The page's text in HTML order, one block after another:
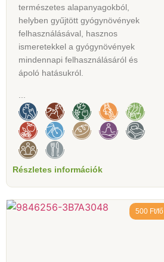
természetes alapanyagokból,
helyben gyűjtött gyógynövények
felhasználásával, hasznos
ismeretekkel a gyógynövények
mindennapi felhasználásáról és
ápoló hatásukról.
Részletes információk
500 Ft/fő